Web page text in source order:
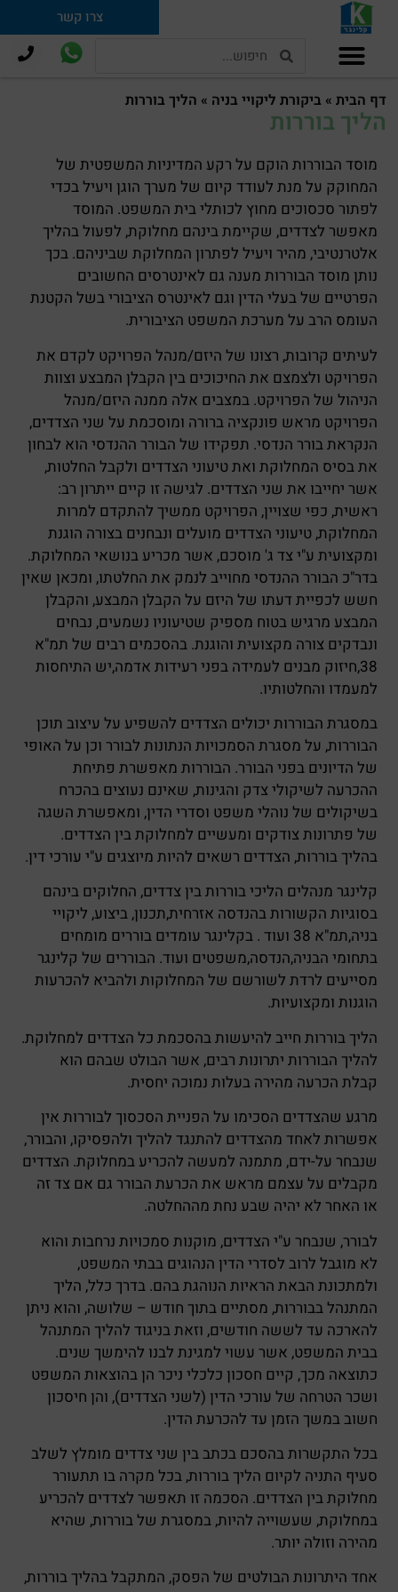
צרו קשר
דף הבית » ביקורת ליקויי בניה » הליך בוררות
הליך בוררות
מוסד הבוררות הוקם על רקע המדיניות המשפטית של
המחוקק על מנת לעודד קיום של מערך הוגן ויעיל בכדי
לפתור סכסוכים מחוץ לכותלי בית המשפט. המוסד
מאפשר לצדדים, שקיימת בינהם מחלוקת, לפעול בהליך
אלטרנטיבי, מהיר ויעיל לפתרון המחלוקת שביניהם. בכך
נותן מוסד הבוררות מענה גם לאינטרסים החשובים
הפרטיים של בעלי הדין וגם לאינטרס הציבורי בשל הקטנת
העומס הרב על מערכת המשפט הציבורית.
לעיתים קרובות, רצונו של היזם/מנהל הפרויקט לקדם את
הפרויקט ולצמצם את החיכוכים בין הקבלן המבצע וצוות
הניהול של הפרויקט. במצבים אלה ממנה היזם/מנהל
הפרויקט מראש פונקציה ברורה ומוסכמת על שני הצדדים,
הנקראת בורר הנדסי. תפקידו של הבורר ההנדסי הוא לבחון
את בסיס המחלוקת ואת טיעוני הצדדים ולקבל החלטות,
אשר יחייבו את שני הצדדים. לגישה זו קיים ייתרון רב:
ראשית, כפי שצויין, הפרויקט ממשיך להתקדם למרות
המחלוקת, טיעוני הצדדים מועלים ונבחנים בצורה הוגנת
ומקצועית ע"י צד ג' מוסכם, אשר מכריע בנושאי המחלוקת.
בדר"כ הבורר ההנדסי מחוייב לנמק את החלטתו, ומכאן שאין
חשש לכפיית דעתו של היזם על הקבלן המבצע, והקבלן
המבצע מרגיש בטוח מספיק שטיעוניו נשמעים, נבחים
ונבדקים צורה מקצועית והוגנת. בהסכמים רבים של תמ"א
38,חיזוק מבנים לעמידה בפני רעידות אדמה,יש התיחסות
למעמדו והחלטותיו.
במסגרת הבוררות יכולים הצדדים להשפיע על עיצוב תוכן
הבוררות, על מסגרת הסמכויות הנתונות לבורר וכן על האופי
של הדיונים בפני הבורר. הבוררות מאפשרת פתיחת
ההכרעה לשיקולי צדק והגינות, שאינם נעוצים בהכרח
בשיקולים של נוהלי משפט וסדרי הדין, ומאפשרת השגה
של פתרונות צודקים ומעשיים למחלוקת בין הצדדים.
בהליך בוררות, הצדדים רשאים להיות מיוצגים ע"י עורכי דין.
קלינגר מנהלים הליכי בוררות בין צדדים, החלוקים בינהם
בסוגיות הקשורות בהנדסה אזרחית,תכנון, ביצוע, ליקויי
בניה,תמ"א 38 ועוד . בקלינגר עומדים בוררים מומחים
בתחומי הבניה,הנדסה,משפטים ועוד. הבוררים של קלינגר
מסייעים לרדת לשורשם של המחלוקות ולהביא להכרעות
הוגנות ומקצועיות.
הליך בוררות חייב להיעשות בהסכמת כל הצדדים למחלוקת.
להליך הבוררות יתרונות רבים, אשר הבולט שבהם הוא
קבלת הכרעה מהירה בעלות נמוכה יחסית.
מרגע שהצדדים הסכימו על הפניית הסכסוך לבוררות אין
אפשרות לאחד מהצדדים להתנגד להליך ולהפסיקו, והבורר,
שנבחר על-ידם, מתמנה למעשה להכריע במחלוקת. הצדדים
מקבלים על עצמם מראש את הכרעת הבורר גם אם צד זה
או האחר לא יהיה שבע נחת מההחלטה.
לבורר, שנבחר ע"י הצדדים, מוקנות סמכויות נרחבות והוא
לא מוגבל לרוב לסדרי הדין הנהוגים בבתי המשפט,
ולמתכונת הבאת הראיות הנוהגת בהם. בדרך כלל, הליך
המתנהל בבוררות, מסתיים בתוך חודש – שלושה, והוא ניתן
להארכה עד לששה חודשים, וזאת בניגוד להליך המתנהל
בבית המשפט, אשר עשוי למגינת לבנו להימשך שנים.
כתוצאה מכך, קיים חסכון כלכלי ניכר הן בהוצאות המשפט
ושכר הטרחה של עורכי הדין (לשני הצדדים), והן חיסכון
חשוב במשך הזמן עד להכרעת הדין.
בכל התקשרות בהסכם בכתב בין שני צדדים מומלץ לשלב
סעיף התניה לקיום הליך בוררות, בכל מקרה בו תתעורר
מחלוקת בין הצדדים. הסכמה זו תאפשר לצדדים להכריע
במחלוקת, שעשוייה להיות, במסגרת של בוררות, שהיא
מהירה וזולה יותר.
אחד היתרונות הבולטים של הפסק, המתקבל בהליך בוררות,